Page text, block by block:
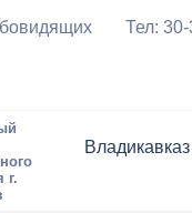
Тел:
г.
Владикавказ